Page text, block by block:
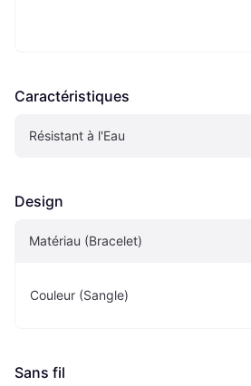
Caractéristiques
Résistant à l'Eau
Design
Matériau (Bracelet)
Couleur (Sangle)
Sans fil